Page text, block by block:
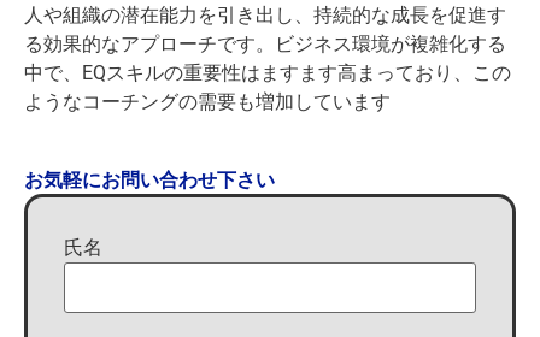
人や組織の潜在能力を引き出し、持続的な成長を促進す
る効果的なアプローチです。ビジネス環境が複雑化する
中で、EQスキルの重要性はますます高まっており、この
ようなコーチングの需要も増加しています
お気軽にお問い合わせ下さい
氏名